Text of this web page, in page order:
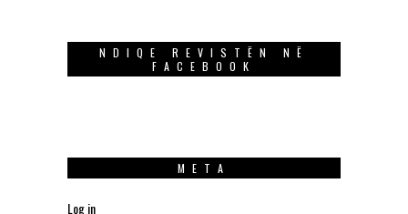
NDIQE REVISTËN NË
FACEBOOK
META
Log in